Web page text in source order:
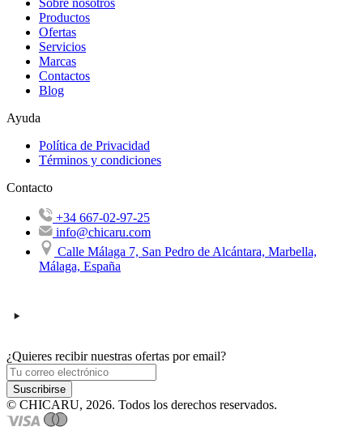
Productos
Ofertas
Servicios
Marcas
Contactos
Blog
Ayuda
Política de Privacidad
Términos y condiciones
Contacto
+34 667-02-97-25
info@chicaru.com
Calle Málaga 7, San Pedro de Alcántara, Marbella,
Málaga, España
¿Quieres recibir nuestras ofertas por email?
Suscribirse
© CHICARU, 2026. Todos los derechos reservados.